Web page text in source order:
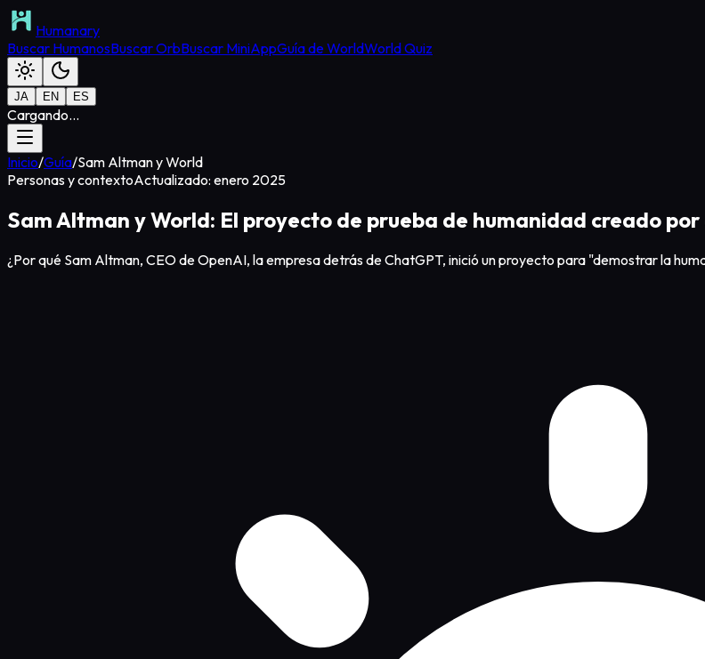
Humanary
Buscar HumanosBuscar OrbBuscar MiniAppGuía de WorldWorld Quiz
JA EN ES
Cargando...
Inicio/Guía/Sam Altman y World
Personas y contextoActualizado: enero 2025
Sam Altman y World: El proyecto de prueba de humanidad creado por
¿Por qué Sam Altman, CEO de OpenAI, la empresa detrás de ChatGPT, inició un proyecto para "demostrar la